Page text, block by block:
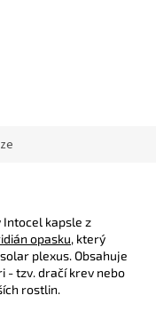
kapsle z
opasku, který
plexus. Obsahuje
- tzv. dračí krev nebo
rostlin.